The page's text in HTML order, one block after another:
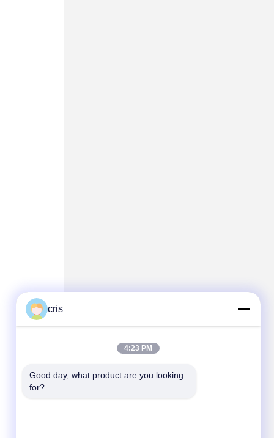
cris
4:23 PM
Good day, what product are you looking
for?